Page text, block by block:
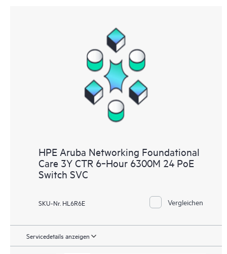
HPE Aruba Networking Foundational
Care 3Y CTR 6‑Hour 6300M 24 PoE
Switch SVC
SKU-Nr. HL6R6E Vergleichen
Servicedetails anzeigen